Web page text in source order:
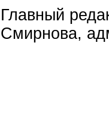
Главный
Смирнова,